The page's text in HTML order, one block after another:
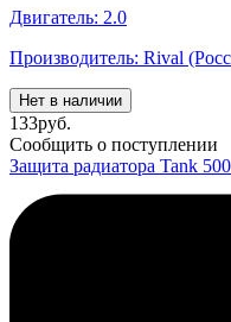
Двигатель: 2.0
Производитель: Rival
Нет в наличии
133руб.
Сообщить о поступлении
Защита радиатора Tank